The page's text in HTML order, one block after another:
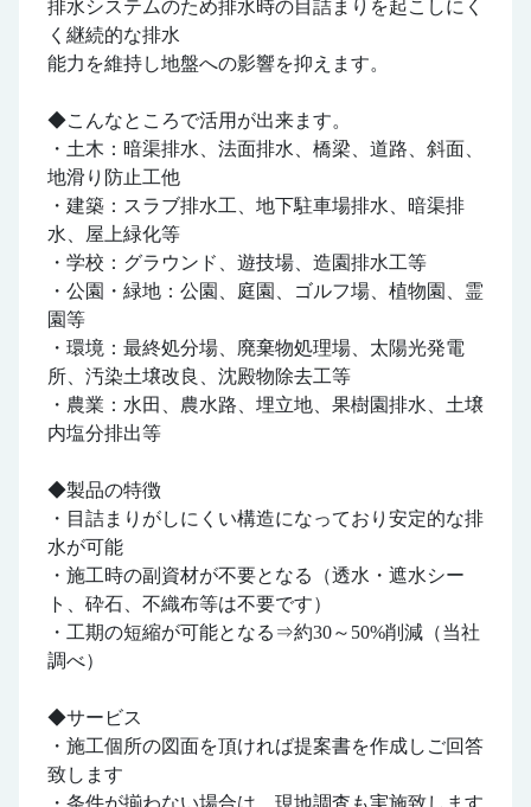
排水システムのため排水時の目詰まりを起こしにく
く継続的な排水
能力を維持し地盤への影響を抑えます。
◆こんなところで活用が出来ます。
・土木：暗渠排水、法面排水、橋梁、道路、斜面、
地滑り防止工他
・建築：スラブ排水工、地下駐車場排水、暗渠排
水、屋上緑化等
・学校：グラウンド、遊技場、造園排水工等
・公園・緑地：公園、庭園、ゴルフ場、植物園、霊
園等
・環境：最終処分場、廃棄物処理場、太陽光発電
所、汚染土壌改良、沈殿物除去工等
・農業：水田、農水路、埋立地、果樹園排水、土壌
内塩分排出等
◆製品の特徴
・目詰まりがしにくい構造になっており安定的な排
水が可能
・施工時の副資材が不要となる（透水・遮水シー
ト、砕石、不織布等は不要です）
・工期の短縮が可能となる⇒約30～50%削減（当社
調べ）
◆サービス
・施工個所の図面を頂ければ提案書を作成しご回答
致します
・条件が揃わない場合は、現地調査も実施致します